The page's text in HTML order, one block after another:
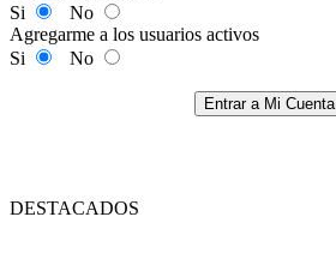
Si
No
Agregarme a los usuarios activos
Si
No
Entrar a Mi Cuenta
DESTACADOS